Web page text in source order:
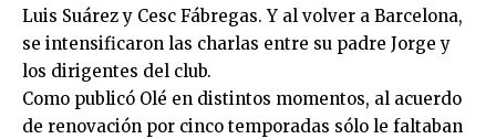
Luis Suárez y Cesc Fábregas. Y al volver a Barcelona,
se intensificaron las charlas entre su padre Jorge y
los dirigentes del club.
Como publicó Olé en distintos momentos, al acuerdo
de renovación por cinco temporadas sólo le faltaban